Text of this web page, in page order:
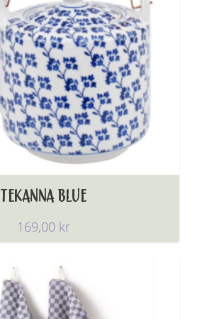
TEKANNA BLUE
169,00 kr